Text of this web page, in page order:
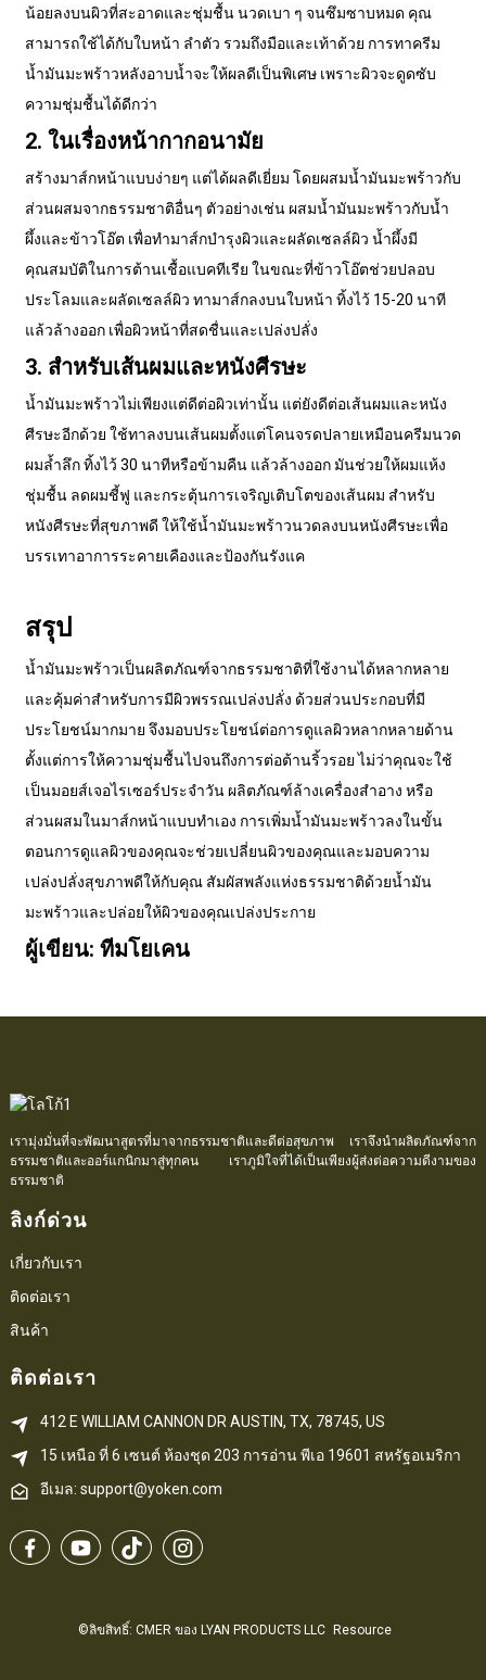
น้อยลงบนผิวที่สะอาดและชุ่มชื้น นวดเบา ๆ จนซึมซาบหมด คุณ
สามารถใช้ได้กับใบหน้า ลำตัว รวมถึงมือและเท้าด้วย การทาครีม
น้ำมันมะพร้าวหลังอาบน้ำจะให้ผลดีเป็นพิเศษ เพราะผิวจะดูดซับ
ความชุ่มชื้นได้ดีกว่า
2. ในเรื่องหน้ากากอนามัย
สร้างมาส์กหน้าแบบง่ายๆ แต่ได้ผลดีเยี่ยม โดยผสมน้ำมันมะพร้าวกับ
ส่วนผสมจากธรรมชาติอื่นๆ ตัวอย่างเช่น ผสมน้ำมันมะพร้าวกับน้ำ
ผึ้งและข้าวโอ๊ต เพื่อทำมาส์กบำรุงผิวและผลัดเซลล์ผิว น้ำผึ้งมี
คุณสมบัติในการต้านเชื้อแบคทีเรีย ในขณะที่ข้าวโอ๊ตช่วยปลอบ
ประโลมและผลัดเซลล์ผิว ทามาส์กลงบนใบหน้า ทิ้งไว้ 15-20 นาที
แล้วล้างออก เพื่อผิวหน้าที่สดชื่นและเปล่งปลั่ง
3. สำหรับเส้นผมและหนังศีรษะ
น้ำมันมะพร้าวไม่เพียงแต่ดีต่อผิวเท่านั้น แต่ยังดีต่อเส้นผมและหนัง
ศีรษะอีกด้วย ใช้ทาลงบนเส้นผมตั้งแต่โคนจรดปลายเหมือนครีมนวด
ผมล้ำลึก ทิ้งไว้ 30 นาทีหรือข้ามคืน แล้วล้างออก มันช่วยให้ผมแห้ง
ชุ่มชื้น ลดผมชี้ฟู และกระตุ้นการเจริญเติบโตของเส้นผม สำหรับ
หนังศีรษะที่สุขภาพดี ให้ใช้น้ำมันมะพร้าวนวดลงบนหนังศีรษะเพื่อ
บรรเทาอาการระคายเคืองและป้องกันรังแค
สรุป
น้ำมันมะพร้าวเป็นผลิตภัณฑ์จากธรรมชาติที่ใช้งานได้หลากหลาย
และคุ้มค่าสำหรับการมีผิวพรรณเปล่งปลั่ง ด้วยส่วนประกอบที่มี
ประโยชน์มากมาย จึงมอบประโยชน์ต่อการดูแลผิวหลากหลายด้าน
ตั้งแต่การให้ความชุ่มชื้นไปจนถึงการต่อต้านริ้วรอย ไม่ว่าคุณจะใช้
เป็นมอยส์เจอไรเซอร์ประจำวัน ผลิตภัณฑ์ล้างเครื่องสำอาง หรือ
ส่วนผสมในมาส์กหน้าแบบทำเอง การเพิ่มน้ำมันมะพร้าวลงในขั้น
ตอนการดูแลผิวของคุณจะช่วยเปลี่ยนผิวของคุณและมอบความ
เปล่งปลั่งสุขภาพดีให้กับคุณ สัมผัสพลังแห่งธรรมชาติด้วยน้ำมัน
มะพร้าวและปล่อยให้ผิวของคุณเปล่งประกาย
ผู้เขียน: ทีมโยเคน
เรามุ่งมั่นที่จะพัฒนาสูตรที่มาจากธรรมชาติและดีต่อสุขภาพ เราจึงนำผลิตภัณฑ์จาก
ธรรมชาติและออร์แกนิกมาสู่ทุกคน เราภูมิใจที่ได้เป็นเพียงผู้ส่งต่อความดีงามของ
ธรรมชาติ
ลิงก์ด่วน
เกี่ยวกับเรา
ติดต่อเรา
สินค้า
ติดต่อเรา
412 E WILLIAM CANNON DR AUSTIN, TX, 78745, US
15 เหนือ ที่ 6 เซนต์ ห้องชุด 203 การอ่าน พีเอ 19601 สหรัฐอเมริกา
อีเมล: support@yoken.com
©ลิขสิทธิ์: CMER ของ LYAN PRODUCTS LLC Resource